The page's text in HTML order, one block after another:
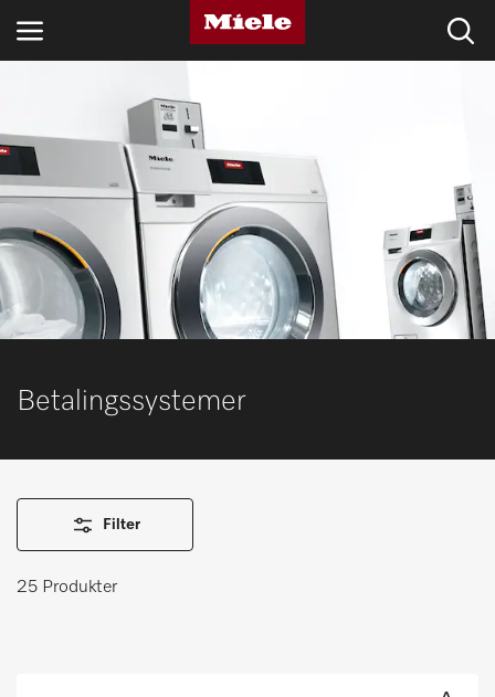
KNOWLEDGE HUB
PRODUKTER
MIELES NETTBUTIKK
SERVICE & SUPPORT
Huskeliste
Betalingssystemer
Filter
25 Produkter